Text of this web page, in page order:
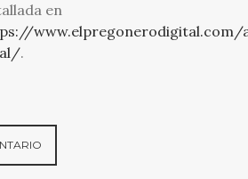
en
www.elpregonerodigital.com/
.